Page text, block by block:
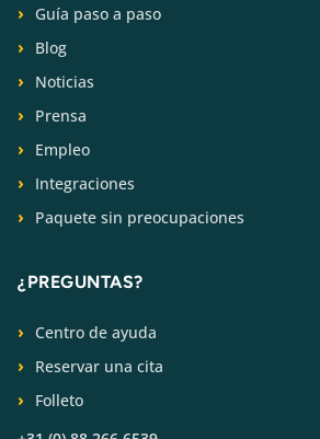
Guía paso a paso
Blog
Noticias
Prensa
Empleo
Integraciones
Paquete sin preocupaciones
¿PREGUNTAS?
Centro de ayuda
Reservar una cita
Folleto